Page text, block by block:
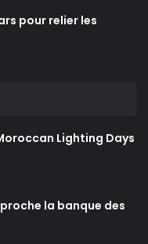
pour relier les
Lighting Days
la banque des